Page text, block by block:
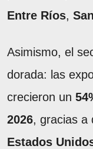
Entre Ríos,
Asimismo, el
dorada: las
crecieron un
2026, gracias a
Estados